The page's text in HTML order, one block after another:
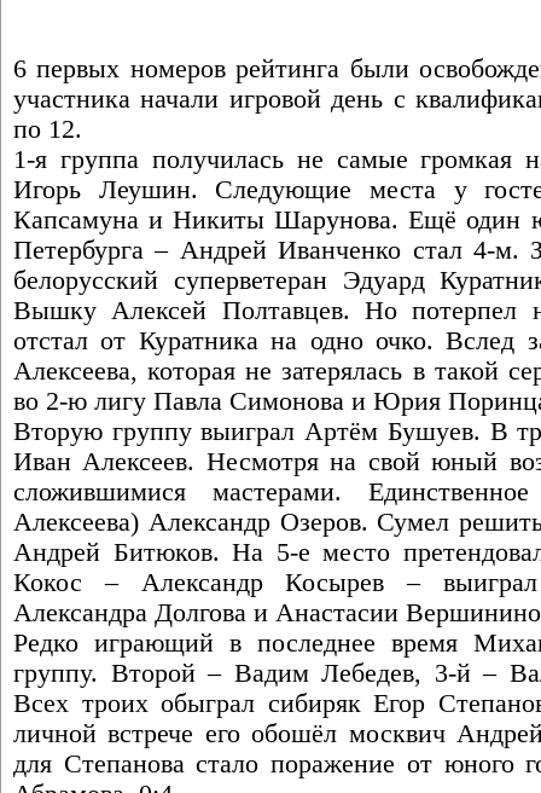
6 первых номеров рейтинга были
участника начали игровой день с
по 12.
1-я группа получилась не самые громкая
Игорь Леушин. Следующие места у
Капсамуна и Никиты Шарунова. Ещё один
Петербурга – Андрей Иванченко стал 4-м.
белорусский суперветеран Эдуард
Вышку Алексей Полтавцев. Но
отстал от Куратника на одно очко.
Алексеева, которая не затерялась в такой
во 2-ю лигу Павла Симонова и Юрия
Вторую группу выиграл Артём Бушуев. В
Иван Алексеев. Несмотря на свой юный
сложившимися мастерами.
Алексеева) Александр Озеров. Сумел
Андрей Битюков. На 5-е место
Кокос – Александр Косырев –
Александра Долгова и Анастасии
Редко играющий в последнее время
группу. Второй – Вадим Лебедев, 3-й –
Всех троих обыграл сибиряк Егор
личной встрече его обошёл москвич
для Степанова стало поражение от юного